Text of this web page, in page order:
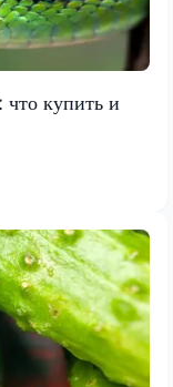
что купить и